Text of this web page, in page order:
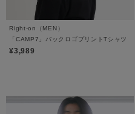
Right-on（MEN）
「CAMP7」バックロゴプリントTシャツ
¥3,989